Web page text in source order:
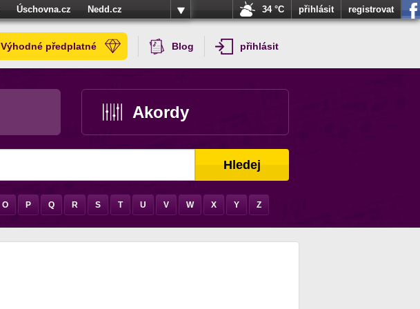
Úschovna.cz
Nedd.cz
34 °C přihlásit registrovat
Výhodné předplatné Blog přihlásit
Akordy
Hledej
O P Q R S T U V W X Y Z